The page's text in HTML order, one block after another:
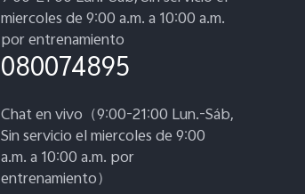
miercoles de 9:00 a.m. a 10:00 a.m.
por entrenamiento
080074895
Chat en vivo（9:00-21:00 Lun.-Sáb,
Sin servicio el miercoles de 9:00
a.m. a 10:00 a.m. por
entrenamiento）